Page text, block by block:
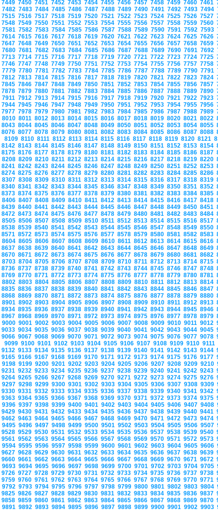
7449 7450 7451 7452 7453 7454 7455 7456 7457 7458 7459 7460 7461
7482 7483 7484 7485 7486 7487 7488 7489 7490 7491 7492 7493 7494
7515 7516 7517 7518 7519 7520 7521 7522 7523 7524 7525 7526 7527
7548 7549 7550 7551 7552 7553 7554 7555 7556 7557 7558 7559 7560
7581 7582 7583 7584 7585 7586 7587 7588 7589 7590 7591 7592 7593
7614 7615 7616 7617 7618 7619 7620 7621 7622 7623 7624 7625 7626
7647 7648 7649 7650 7651 7652 7653 7654 7655 7656 7657 7658 7659
7680 7681 7682 7683 7684 7685 7686 7687 7688 7689 7690 7691 7692
7713 7714 7715 7716 7717 7718 7719 7720 7721 7722 7723 7724 7725
7746 7747 7748 7749 7750 7751 7752 7753 7754 7755 7756 7757 7758
7779 7780 7781 7782 7783 7784 7785 7786 7787 7788 7789 7790 7791
7812 7813 7814 7815 7816 7817 7818 7819 7820 7821 7822 7823 7824
7845 7846 7847 7848 7849 7850 7851 7852 7853 7854 7855 7856 7857
7878 7879 7880 7881 7882 7883 7884 7885 7886 7887 7888 7889 7890
7911 7912 7913 7914 7915 7916 7917 7918 7919 7920 7921 7922 7923
7944 7945 7946 7947 7948 7949 7950 7951 7952 7953 7954 7955 7956
7977 7978 7979 7980 7981 7982 7983 7984 7985 7986 7987 7988 7989
8010 8011 8012 8013 8014 8015 8016 8017 8018 8019 8020 8021 8022
8043 8044 8045 8046 8047 8048 8049 8050 8051 8052 8053 8054 8055
8076 8077 8078 8079 8080 8081 8082 8083 8084 8085 8086 8087 8088
8109 8110 8111 8112 8113 8114 8115 8116 8117 8118 8119 8120 8121
8142 8143 8144 8145 8146 8147 8148 8149 8150 8151 8152 8153 8154
8175 8176 8177 8178 8179 8180 8181 8182 8183 8184 8185 8186 8187
8208 8209 8210 8211 8212 8213 8214 8215 8216 8217 8218 8219 8220
8241 8242 8243 8244 8245 8246 8247 8248 8249 8250 8251 8252 8253
8274 8275 8276 8277 8278 8279 8280 8281 8282 8283 8284 8285 8286
8307 8308 8309 8310 8311 8312 8313 8314 8315 8316 8317 8318 8319
8340 8341 8342 8343 8344 8345 8346 8347 8348 8349 8350 8351 8352
8373 8374 8375 8376 8377 8378 8379 8380 8381 8382 8383 8384 8385
8406 8407 8408 8409 8410 8411 8412 8413 8414 8415 8416 8417 8418
8439 8440 8441 8442 8443 8444 8445 8446 8447 8448 8449 8450 8451
8472 8473 8474 8475 8476 8477 8478 8479 8480 8481 8482 8483 8484
8505 8506 8507 8508 8509 8510 8511 8512 8513 8514 8515 8516 8517
8538 8539 8540 8541 8542 8543 8544 8545 8546 8547 8548 8549 8550
8571 8572 8573 8574 8575 8576 8577 8578 8579 8580 8581 8582 8583
8604 8605 8606 8607 8608 8609 8610 8611 8612 8613 8614 8615 8616
8637 8638 8639 8640 8641 8642 8643 8644 8645 8646 8647 8648 8649
8670 8671 8672 8673 8674 8675 8676 8677 8678 8679 8680 8681 8682
8703 8704 8705 8706 8707 8708 8709 8710 8711 8712 8713 8714 8715
8736 8737 8738 8739 8740 8741 8742 8743 8744 8745 8746 8747 8748
8769 8770 8771 8772 8773 8774 8775 8776 8777 8778 8779 8780 8781
8802 8803 8804 8805 8806 8807 8808 8809 8810 8811 8812 8813 8814
8835 8836 8837 8838 8839 8840 8841 8842 8843 8844 8845 8846 8847
8868 8869 8870 8871 8872 8873 8874 8875 8876 8877 8878 8879 8880
8901 8902 8903 8904 8905 8906 8907 8908 8909 8910 8911 8912 8913
8934 8935 8936 8937 8938 8939 8940 8941 8942 8943 8944 8945 8946
8967 8968 8969 8970 8971 8972 8973 8974 8975 8976 8977 8978 8979
9000 9001 9002 9003 9004 9005 9006 9007 9008 9009 9010 9011 9012
9033 9034 9035 9036 9037 9038 9039 9040 9041 9042 9043 9044 9045
9066 9067 9068 9069 9070 9071 9072 9073 9074 9075 9076 9077 9078
9099 9100 9101 9102 9103 9104 9105 9106 9107 9108 9109 9110 9111
9132 9133 9134 9135 9136 9137 9138 9139 9140 9141 9142 9143 9144
9165 9166 9167 9168 9169 9170 9171 9172 9173 9174 9175 9176 9177
9198 9199 9200 9201 9202 9203 9204 9205 9206 9207 9208 9209 9210
9231 9232 9233 9234 9235 9236 9237 9238 9239 9240 9241 9242 9243
9264 9265 9266 9267 9268 9269 9270 9271 9272 9273 9274 9275 9276
9297 9298 9299 9300 9301 9302 9303 9304 9305 9306 9307 9308 9309
9330 9331 9332 9333 9334 9335 9336 9337 9338 9339 9340 9341 9342
9363 9364 9365 9366 9367 9368 9369 9370 9371 9372 9373 9374 9375
9396 9397 9398 9399 9400 9401 9402 9403 9404 9405 9406 9407 9408
9429 9430 9431 9432 9433 9434 9435 9436 9437 9438 9439 9440 9441
9462 9463 9464 9465 9466 9467 9468 9469 9470 9471 9472 9473 9474
9495 9496 9497 9498 9499 9500 9501 9502 9503 9504 9505 9506 9507
9528 9529 9530 9531 9532 9533 9534 9535 9536 9537 9538 9539 9540
9561 9562 9563 9564 9565 9566 9567 9568 9569 9570 9571 9572 9573
9594 9595 9596 9597 9598 9599 9600 9601 9602 9603 9604 9605 9606
9627 9628 9629 9630 9631 9632 9633 9634 9635 9636 9637 9638 9639
9660 9661 9662 9663 9664 9665 9666 9667 9668 9669 9670 9671 9672
9693 9694 9695 9696 9697 9698 9699 9700 9701 9702 9703 9704 9705
9726 9727 9728 9729 9730 9731 9732 9733 9734 9735 9736 9737 9738
9759 9760 9761 9762 9763 9764 9765 9766 9767 9768 9769 9770 9771
9792 9793 9794 9795 9796 9797 9798 9799 9800 9801 9802 9803 9804
9825 9826 9827 9828 9829 9830 9831 9832 9833 9834 9835 9836 9837
9858 9859 9860 9861 9862 9863 9864 9865 9866 9867 9868 9869 9870
9891 9892 9893 9894 9895 9896 9897 9898 9899 9900 9901 9902 9903